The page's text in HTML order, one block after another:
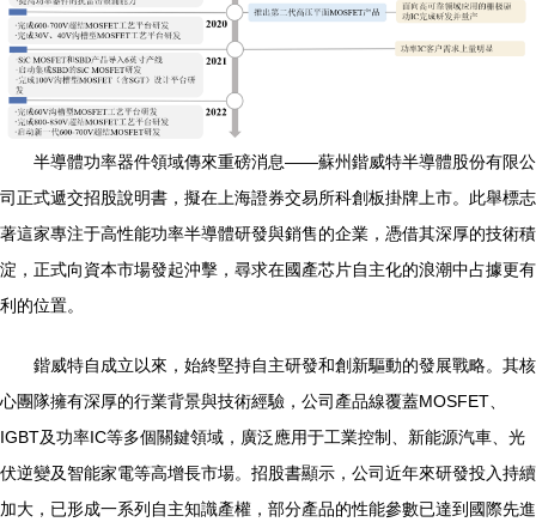
半導體功率器件領域傳來重磅消息——蘇州鍇威特半導體股份有限公
司正式遞交招股說明書，擬在上海證券交易所科創板掛牌上市。此舉標志
著這家專注于高性能功率半導體研發與銷售的企業，憑借其深厚的技術積
淀，正式向資本市場發起沖擊，尋求在國產芯片自主化的浪潮中占據更有
利的位置。
鍇威特自成立以來，始終堅持自主研發和創新驅動的發展戰略。其核
心團隊擁有深厚的行業背景與技術經驗，公司產品線覆蓋MOSFET、
IGBT及功率IC等多個關鍵領域，廣泛應用于工業控制、新能源汽車、光
伏逆變及智能家電等高增長市場。招股書顯示，公司近年來研發投入持續
加大，已形成一系列自主知識產權，部分產品的性能參數已達到國際先進